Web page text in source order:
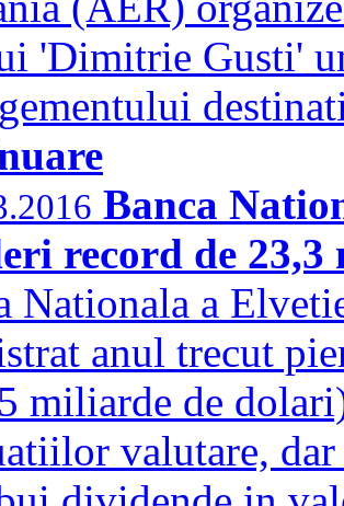
'Dimitrie Gusti'
Banca
record de
Nationala a
anul trecut
miliarde de
valutare, dar